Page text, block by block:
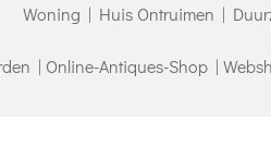
Woning | Huis Ontruimen |
| Online-Antiques-Shop |